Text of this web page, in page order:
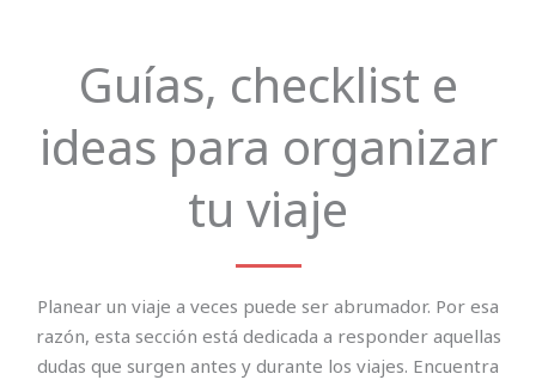
Guías, checklist e
ideas para organizar
tu viaje
Planear un viaje a veces puede ser abrumador. Por esa
razón, esta sección está dedicada a responder aquellas
dudas que surgen antes y durante los viajes. Encuentra